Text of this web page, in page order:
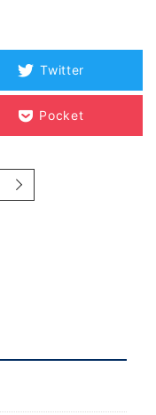
Twitter
Pocket